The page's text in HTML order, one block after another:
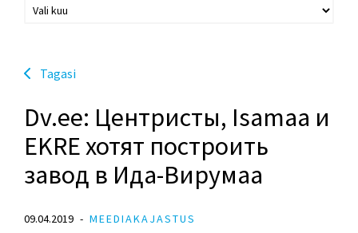
Tagasi
Dv.ee: Центристы, Isamaa и
EKRE хотят построить
завод в Ида-Вирумаа
09.04.2019 MEEDIAKAJASTUS